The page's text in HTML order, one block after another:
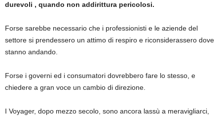
durevoli , quando non addirittura pericolosi.
Forse sarebbe necessario che i professionisti e le aziende del
settore si prendessero un attimo di respiro e riconsiderassero dove
stanno andando.
Forse i governi ed i consumatori dovrebbero fare lo stesso, e
chiedere a gran voce un cambio di direzione.
I Voyager, dopo mezzo secolo, sono ancora lassù a meravigliarci,